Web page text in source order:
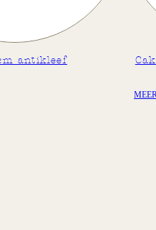
Cakevorm 30 cm antikleef